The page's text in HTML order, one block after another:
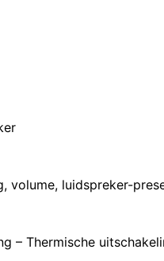
volume, luidspreker-
– Thermische